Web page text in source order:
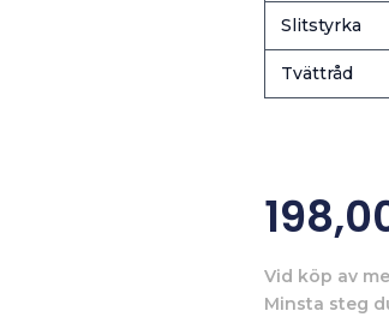
Slitstyrka
Tvättråd
Vid köp av
Minsta steg